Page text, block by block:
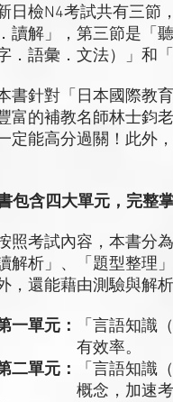
檢N4考試共有三節，
讀解」，第三節是「
字．語彙．文法）」和
針對「日本國際教育
富的補教名師林士鈞
定能高分過關！此外
包含四大單元，完整
考試內容，本書分為
讀解析」、「題型整理
，還能藉由測驗與解
一單元：
「言語知識
效率。
二單元：
「言語知識
，加速考生作